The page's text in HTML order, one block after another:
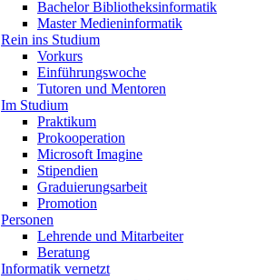
Bachelor Bibliotheksinformatik
Master Medieninformatik
Rein ins Studium
Vorkurs
Einführungswoche
Tutoren und Mentoren
Im Studium
Praktikum
Prokooperation
Microsoft Imagine
Stipendien
Graduierungsarbeit
Promotion
Personen
Lehrende und Mitarbeiter
Beratung
Informatik vernetzt